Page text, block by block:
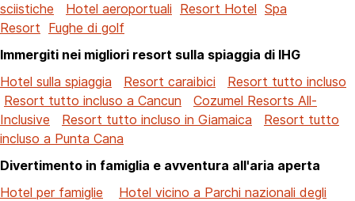
sciistiche
Hotel aeroportuali Resort Hotel Spa
Resort Fughe di golf
Immergiti nei migliori resort sulla spiaggia di IHG
Hotel sulla spiaggia
Resort caraibici
Resort tutto incluso
Resort tutto incluso a Cancun
Cozumel Resorts All-
Inclusive
Resort tutto incluso in Giamaica
Resort tutto
incluso a Punta Cana
Divertimento in famiglia e avventura all'aria aperta
Hotel per famiglie
Hotel vicino a Parchi nazionali degli